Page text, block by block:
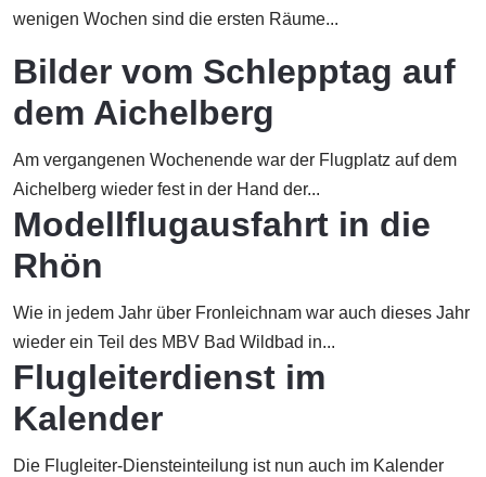
wenigen Wochen sind die ersten Räume...
Bilder vom Schlepptag auf
dem Aichelberg
Am vergangenen Wochenende war der Flugplatz auf dem
Aichelberg wieder fest in der Hand der...
Modellflugausfahrt in die
Rhön
Wie in jedem Jahr über Fronleichnam war auch dieses Jahr
wieder ein Teil des MBV Bad Wildbad in...
Flugleiterdienst im
Kalender
Die Flugleiter-Diensteinteilung ist nun auch im Kalender